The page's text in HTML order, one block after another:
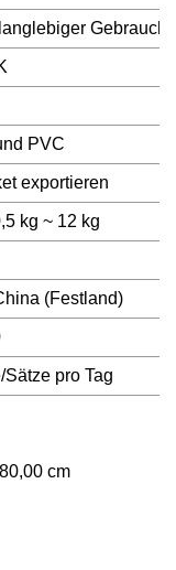
Gebrauch
PVC
exportieren
kg ~ 12 kg
(Festland)
pro Tag
cm